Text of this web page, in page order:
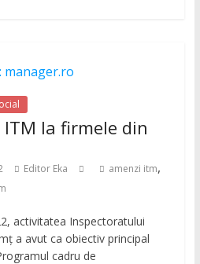
manager.ro
la firmele din
Editor Eka amenzi itm,
activitatea Inspectoratului
a avut ca obiectiv principal
cadru de